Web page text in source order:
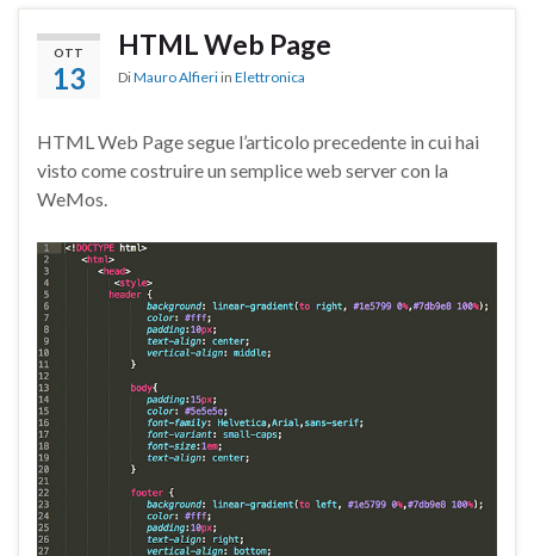
OTT
13
HTML Web Page
DiMauro Alfieri in Elettronica
HTML Web Page segue l’articolo precedente in cui hai
visto come costruire un semplice web server con la
WeMos.